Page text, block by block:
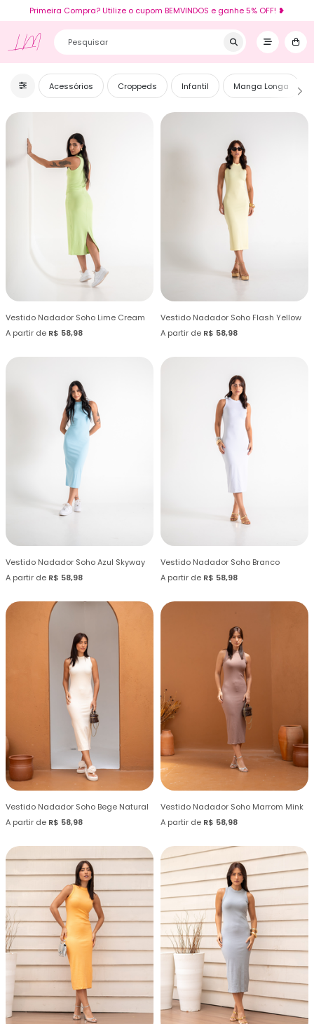
Primeira Compra? Utilize o cupom BEMVINDOS e ganhe 5% OFF! ❥
LM
Acessórios Croppeds Infantil Manga Longa
Vestido Nadador Soho Lime Cream
A partir de R$ 58,98
Vestido Nadador Soho Flash Yellow
A partir de R$ 58,98
Vestido Nadador Soho Azul Skyway
A partir de R$ 58,98
Vestido Nadador Soho Branco
A partir de R$ 58,98
Vestido Nadador Soho Bege Natural
A partir de R$ 58,98
Vestido Nadador Soho Marrom Mink
A partir de R$ 58,98